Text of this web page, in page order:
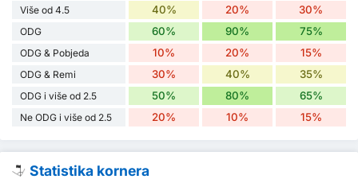
Više od 4.5 40% 20% 30%
ODG 60% 90% 75%
ODG & Pobjeda 10% 20% 15%
ODG & Remi 30% 40% 35%
ODG i više od 2.5 50% 80% 65%
Ne ODG i više od 2.5 20% 10% 15%
Statistika kornera